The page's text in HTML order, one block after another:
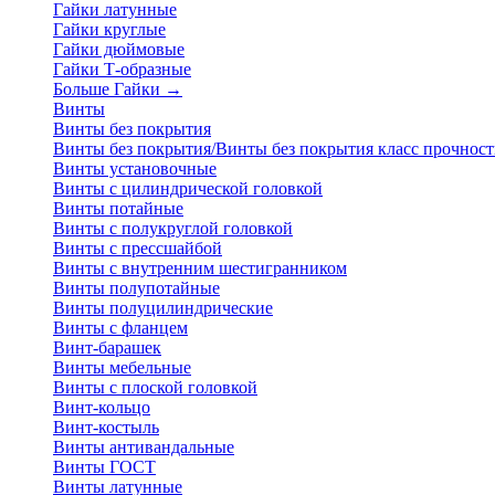
Гайки латунные
Гайки круглые
Гайки дюймовые
Гайки Т-образные
Больше Гайки →
Винты
Винты без покрытия
Винты без покрытия/Винты без покрытия класс
Винты установочные
Винты с цилиндрической головкой
Винты потайные
Винты с полукруглой головкой
Винты с прессшайбой
Винты с внутренним шестигранником
Винты полупотайные
Винты полуцилиндрические
Винты с фланцем
Винт-барашек
Винты мебельные
Винты с плоской головкой
Винт-кольцо
Винт-костыль
Винты антивандальные
Винты ГОСТ
Винты латунные